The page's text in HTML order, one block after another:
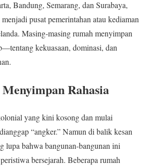
Bandung, Semarang, dan Surabaya,
pusat pemerintahan atau kediaman
Masing-masing rumah menyimpan
kekuasaan, dominasi, dan
Rahasia
yang kini kosong dan mulai
“angker.” Namun di balik kesan
lupa bahwa bangunan-bangunan ini
bersejarah. Beberapa rumah